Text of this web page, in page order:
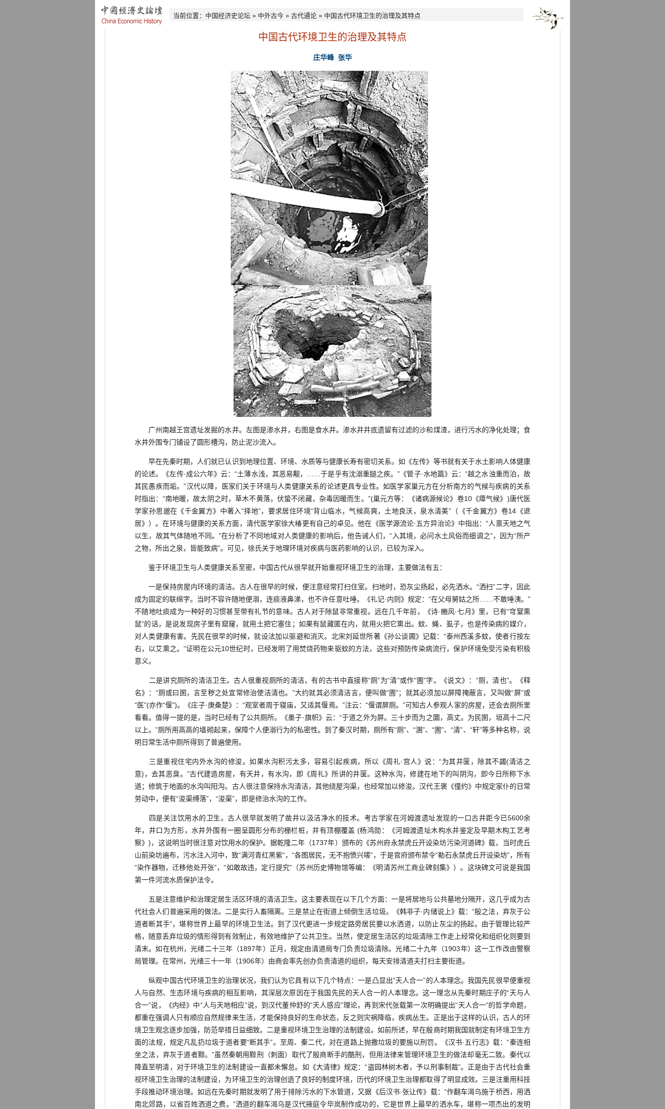
当前位置： 中国经济史论坛 » 中外古今 » 古代通论 » 中国古代环境卫生的治理及其特点
中国古代环境卫生的治理及其特点
庄华峰 张华
广州南越王宫遗址发掘的水井。左图是渗水井，右图是食水井。渗水井井底遗留有过滤的沙和煤渣，进行污水的净化处理；食
水井外围专门铺设了圆形槽沟，防止泥沙流入。
早在先秦时期，人们就已认识到地理位置、环境、水质等与健康长寿有密切关系。如《左传》等书就有关于水土影响人体健康
的论述。《左传·成公六年》云：“土薄水浅，其恶易觏，……于是乎有沈溺重膇之疾。”《管子·水地篇》云：“越之水浊重而泊，故
其民愚疾而垢。”汉代以降，医家们关于环境与人类健康关系的论述更具专业性。如医学家巢元方在分析南方的气候与疾病的关系
时指出：“南地暖，故太阴之时，草木不黄落，伏蛰不闭藏，杂毒因暖而生。”(巢元方等：《诸病源候论》卷10《瘴气候》)唐代医
学家孙思邈在《千金翼方》中著入“择地”，要求居住环境“背山临水，气候高爽，土地良沃，泉水清美”（《千金翼方》卷14《退
居》）。在环境与健康的关系方面，清代医学家徐大椿更有自己的卓见。他在《医学源流论·五方异治论》中指出：“人禀天地之气
以生，故其气体随地不同。”在分析了不同地域对人类健康的影响后，他告诫人们，“入其境，必问水土风俗而细调之”，因为“所产
之物，所出之泉，皆能致病”。可见，徐氏关于地理环境对疾病与医药影响的认识，已较为深入。
鉴于环境卫生与人类健康关系至密，中国古代从很早就开始重视环境卫生的治理，主要做法有五：
一是保持房屋内环境的清洁。古人在很早的时候，便注意经常打扫住室。扫地时，恐灰尘扬起，必先洒水。“洒扫”二字，因此
成为固定的联绵字。当时不容许随地便溺，连痰液鼻涕，也不许任意吐唾。《礼记·内则》规定：“在父母舅姑之所……不敢唾洟。”
不随地吐痰成为一种好的习惯甚至带有礼节的意味。古人对于除鼠非常重视。远在几千年前，《诗·豳风·七月》里，已有“穹窒熏
鼠”的话，是说发现房子里有窟窿，就用土把它塞住；如果有鼠藏匿在内，就用火把它熏出。蚊、蝇、虱子，也是传染病的媒介，
对人类健康有害。先民在很早的时候，就设法加以驱避和消灭。北宋刘延世所著《孙公谈圃》记载：“泰州西溪多蚊，使者行按左
右，以艾熏之。”证明在公元10世纪时，已经发明了用焚烧药物来驱蚊的方法，这些对预防传染病流行，保护环境免受污染有积极
意义。
二是讲究厕所的清洁卫生。古人很重视厕所的清洁，有的古书中直接称“厕”为“清”或作“圊”字。《说文》：“厕，清也”。《释
名》：“厕或曰圂，言至秽之处宜常修治使洁清也。”大约就其必须清洁言，便叫做“圊”；就其必须加以屏障掩蔽言，又叫做“屏”或
“医”(亦作“偃”)。《庄子·庚桑楚》：“观室者周于寝庙，又适其偃焉。”注云：“偃谓屏厕。”可知古人参观人家的房屋，还会去厕所里
看看。值得一提的是，当时已经有了公共厕所。《墨子·旗帜》云：“于道之外为屏。三十步而为之圜，高丈。为民圂，垣高十二尺
以上。”厕所用高高的墙砌起来，保障个人便溺行为的私密性。到了秦汉时期，厕所有“厕”、“溷”、“圊”、“清”、“轩”等多种名称，说
明日常生活中厕所得到了普遍使用。
三是重视住宅内外水沟的修浚。如果水沟积污太多，容易引起疾病，所以《周礼·宫人》说：“为其井匽，除其不蠲(清洁之
意)，去其恶臭。”古代建造房屋，有天井，有水沟，即《周礼》所讲的井匽。这种水沟，修建在地下的叫阴沟，即今日所称下水
道；修筑于地面的水沟叫阳沟。古人很注意保持水沟清洁，其他绕屋沟渠，也经常加以修浚。汉代王褒《僮约》中规定家仆的日常
劳动中，便有“浚渠缚落”，“浚渠”，即是修治水沟的工作。
四是关注饮用水的卫生。古人很早就发明了凿井以汲洁净水的技术。考古学家在河姆渡遗址发现的一口古井距今已5600余
年，井口为方形，水井外围有一圈呈圆形分布的栅栏桩，并有顶棚覆盖 (杨鸿勋：《河姆渡遗址木构水井鉴定及早期木构工艺考
察》)，这说明当时很注意对饮用水的保护。据乾隆二年（1737年）颁布的《苏州府永禁虎丘开设染坊污染河道碑》载，当时虎丘
山前染坊遍布，污水注入河中，致“满河青红黑紫”，“各图居民，无不抱愤兴嗟”，于是官府颁布禁令“勒石永禁虎丘开设染坊”，所有
“染作器物，迁移他处开张”，“如敢故违，定行提究”（苏州历史博物馆等编：《明清苏州工商业碑刻集》）。这块碑文可说是我国
第一件河流水质保护法令。
五是注意维护和治理定居生活区环境的清洁卫生。这主要表现在以下几个方面：一是将居地与公共墓地分隔开，这几乎成为古
代社会人们普遍采用的做法。二是实行人畜隔离。三是禁止在街道上倾倒生活垃圾。《韩非子·内储说上》载：“殷之法，弃灰于公
道者断其手”，堪称世界上最早的环境卫生法。到了汉代更进一步规定路旁居民要以水洒道，以防止灰尘的扬起。由于管理比较严
格，随意丢弃垃圾的情形得到有效制止，有效地维护了公共卫生。当然，使定居生活区的垃圾清除工作走上经常化和组织化则要到
清末。如在杭州，光绪二十三年（1897年）正月，规定由清道局专门负责垃圾清除。光绪二十九年（1903年）这一工作改由警察
局管理。在常州，光绪三十一年（1906年）由商会率先创办负责清道的组织，每天安排清道夫打扫主要街道。
纵观中国古代环境卫生的治理状况，我们认为它具有以下几个特点：一是凸显出“天人合一”的人本理念。我国先民很早便重视
人与自然、生态环境与疾病的相互影响，其深层次原因在于我国先民的天人合一的人本理念。这一理念从先秦时期庄子的“天与人
合一”说，《内经》中“人与天地相应”说，到汉代董仲舒的“天人感应”理论，再到宋代张载第一次明确提出“天人合一”的哲学命题，
都重在强调人只有顺应自然规律来生活，才能保持良好的生命状态，反之则灾祸降临，疾病丛生。正是出于这样的认识，古人的环
境卫生观念逐步加强，防范举措日益细致。二是重视环境卫生治理的法制建设。如前所述，早在殷商时期我国就制定有环境卫生方
面的法规，规定凡乱扔垃圾于道者要“断其手”。至周、秦二代，对在道路上抛撒垃圾的要施以刑罚。《汉书·五行志》载：“秦连相
坐之法，弃灰于道者黥。”虽然秦朝用黥刑（刺面）取代了殷商断手的酷刑，但用法律来管理环境卫生的做法却毫无二致。秦代以
降直至明清，对于环境卫生的法制建设一直都未懈怠。如《大清律》规定：“盗园林树木者，予以刑事制裁”。正是由于古代社会重
视环境卫生治理的法制建设，为环境卫生的治理创造了良好的制度环境，历代的环境卫生治理都取得了明显成效。三是注重用科技
手段推动环境治理。如远在先秦时期就发明了用于排除污水的下水管道，又据《后汉书·张让传》载：“作翻车渴乌施于桥西，用洒
南北郊路，以省百姓洒道之费。”洒道的翻车渴乌是汉代掖庭令毕岚制作成功的，它是世界上最早的洒水车，堪称一项杰出的发明